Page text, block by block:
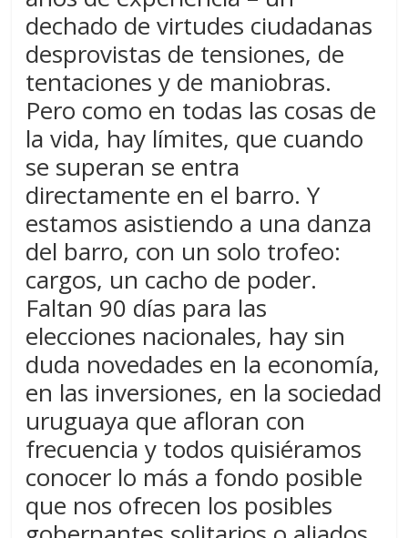
dechado de virtudes ciudadanas
desprovistas de tensiones, de
tentaciones y de maniobras.
Pero como en todas las cosas de
la vida, hay límites, que cuando
se superan se entra
directamente en el barro. Y
estamos asistiendo a una danza
del barro, con un solo trofeo:
cargos, un cacho de poder.
Faltan 90 días para las
elecciones nacionales, hay sin
duda novedades en la economía,
en las inversiones, en la sociedad
uruguaya que afloran con
frecuencia y todos quisiéramos
conocer lo más a fondo posible
que nos ofrecen los posibles